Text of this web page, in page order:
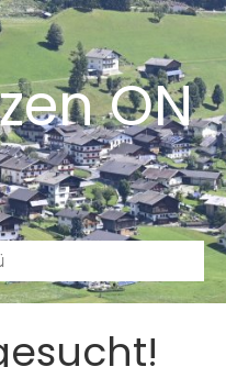
ON